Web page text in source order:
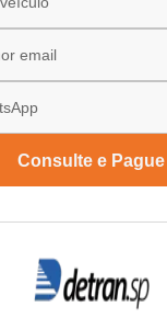
Consulte e Pague